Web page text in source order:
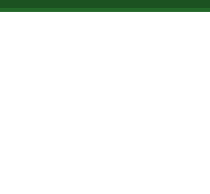
Skip to main content